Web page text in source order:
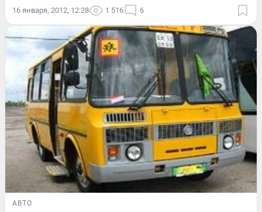
16 января, 2012, 12:28 1 516 6
АВТО